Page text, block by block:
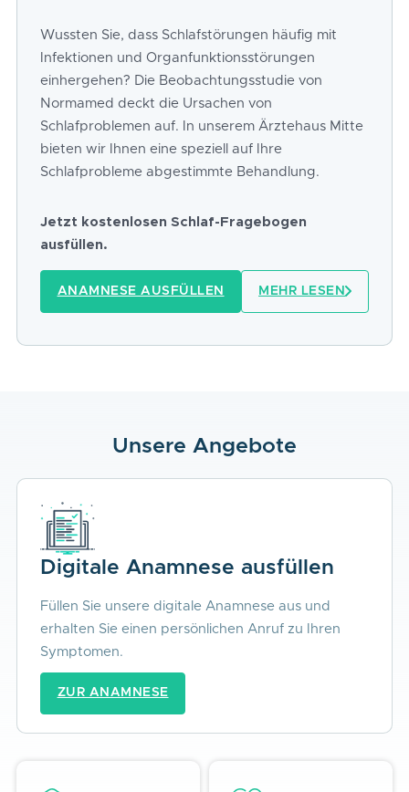
Wussten Sie, dass Schlafstörungen häufig mit
Infektionen und Organfunktionsstörungen
einhergehen? Die Beobachtungsstudie von
Normamed deckt die Ursachen von
Schlafproblemen auf. In unserem Ärztehaus Mitte
bieten wir Ihnen eine speziell auf Ihre
Schlafprobleme abgestimmte Behandlung.
Jetzt kostenlosen Schlaf-Fragebogen
ausfüllen.
ANAMNESE AUSFÜLLEN MEHR LESEN
Unsere Angebote
Digitale Anamnese ausfüllen
Füllen Sie unsere digitale Anamnese aus und
erhalten Sie einen persönlichen Anruf zu Ihren
Symptomen.
ZUR ANAMNESE